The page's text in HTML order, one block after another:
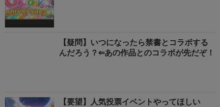
【疑問】いつになったら禁書とコラボする
んだろう？⇐あの作品とのコラボが先だぞ！
【要望】人気投票イベントやってほしい